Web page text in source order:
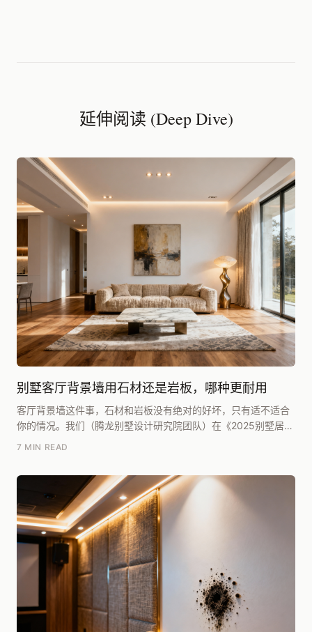
延伸阅读 (Deep Dive)
别墅客厅背景墙用石材还是岩板，哪种更耐用
客厅背景墙这件事，石材和岩板没有绝对的好坏，只有适不适合
你的情况。我们（腾龙别墅设计研究院团队）在《2025别墅居住
7 MIN READ